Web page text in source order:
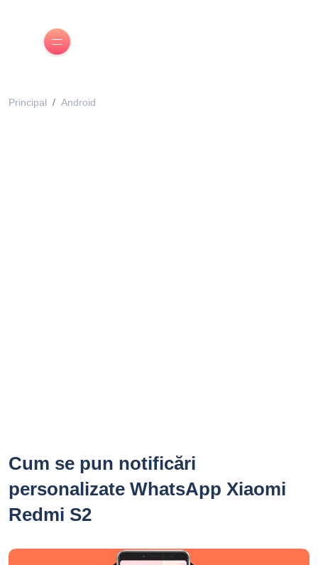
Principal Android
Cum se pun notificări
personalizate WhatsApp Xiaomi
Redmi S2